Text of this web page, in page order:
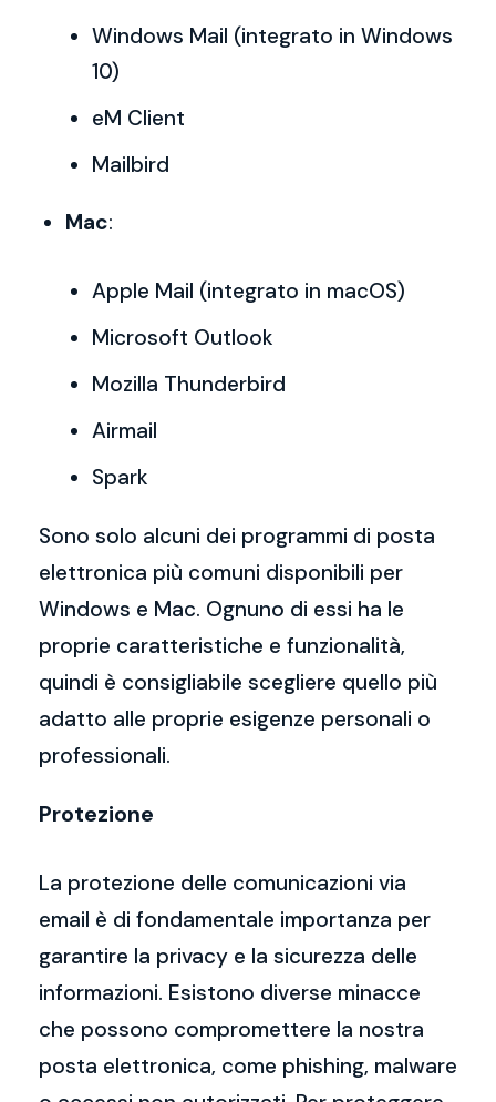
Windows Mail (integrato in Windows
10)
eM Client
Mailbird
Mac:
Apple Mail (integrato in macOS)
Microsoft Outlook
Mozilla Thunderbird
Airmail
Spark
Sono solo alcuni dei programmi di posta
elettronica più comuni disponibili per
Windows e Mac. Ognuno di essi ha le
proprie caratteristiche e funzionalità,
quindi è consigliabile scegliere quello più
adatto alle proprie esigenze personali o
professionali.
Protezione
La protezione delle comunicazioni via
email è di fondamentale importanza per
garantire la privacy e la sicurezza delle
informazioni. Esistono diverse minacce
che possono compromettere la nostra
posta elettronica, come phishing, malware